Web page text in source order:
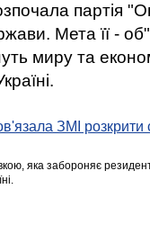
партія
Мета її -
миру та
ЗМІ розкрити
яка забороняє